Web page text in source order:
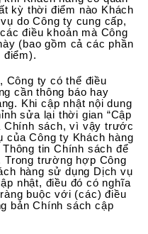
kỳ thời điểm nào Khách
do Công ty cung cấp,
điều khoản mà Công
(bao gồm cả các phần
điểm).
Công ty có thể điều
cần thông báo hay
Khi cập nhật nội dung
sửa lại thời gian “Cập
Chính sách, vì vậy trước
của Công ty Khách hàng
tin Chính sách để
Trong trường hợp Công
hàng sử dụng Dịch vụ
nhật, điều đó có nghĩa
buộc với (các) điều
bản Chính sách cập